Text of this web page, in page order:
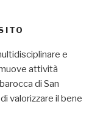
e
attività
di San
valorizzare il bene